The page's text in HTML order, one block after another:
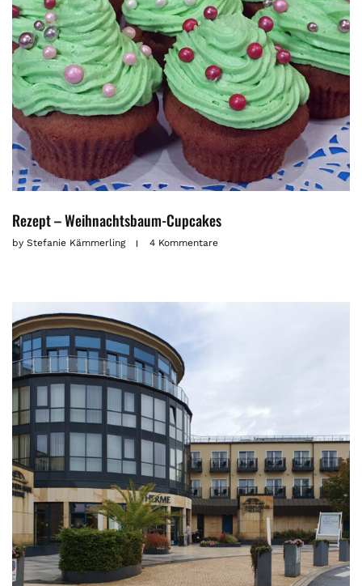
Rezept – Weihnachtsbaum-Cupcakes
by Stefanie Kämmerling 4 Kommentare